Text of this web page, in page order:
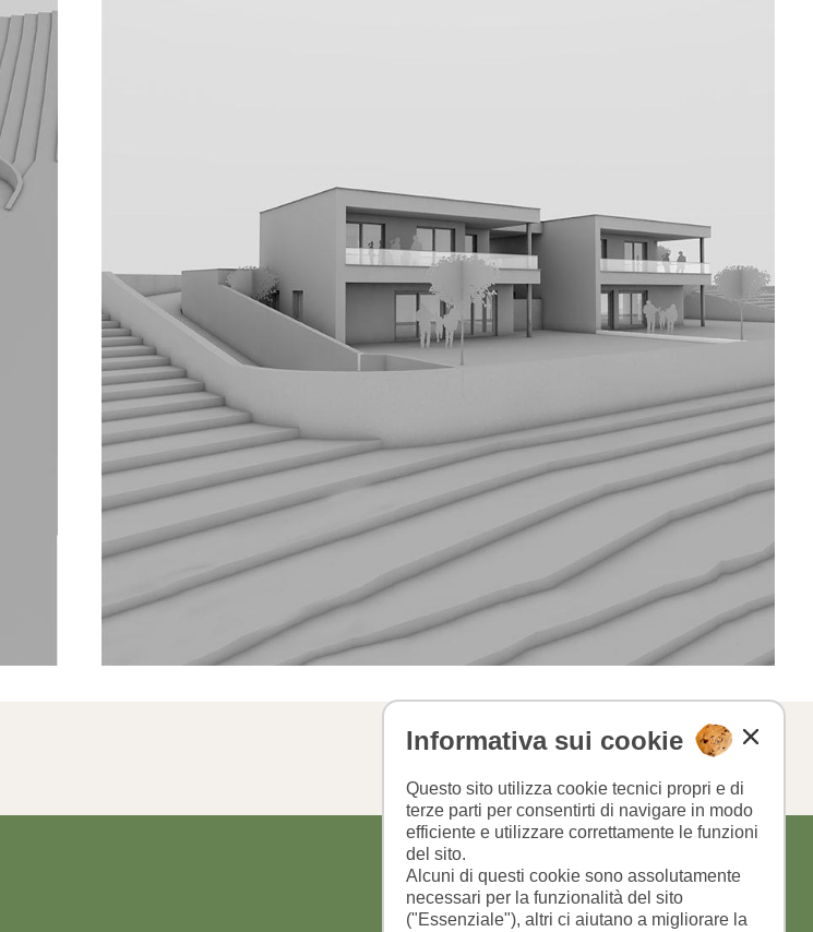
Informativa sui cookie
Questo sito utilizza cookie tecnici propri e di
terze parti per consentirti di navigare in modo
efficiente e utilizzare correttamente le funzioni
del sito.
Alcuni di questi cookie sono assolutamente
necessari per la funzionalità del sito
("Essenziale"), altri ci aiutano a migliorare la